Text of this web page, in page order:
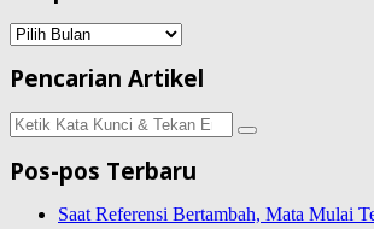
Arsip
Pencarian Artikel
Pencarian
untuk:
Pos-pos Terbaru
Saat Referensi Bertambah, Mata Mulai